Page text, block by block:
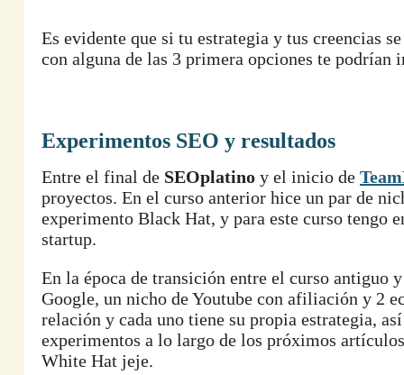
Es evidente que si tu estrategia y tus creencias
con alguna de las 3 primera opciones te
Experimentos SEO y resultados
Entre el final de SEOplatino y el inicio de
proyectos. En el curso anterior hice un par de
experimento Black Hat, y para este curso tengo
startup.
En la época de transición entre el curso antiguo
Google, un nicho de Youtube con afiliación y 2
relación y cada uno tiene su propia estrategia,
experimentos a lo largo de los próximos
White Hat jeje.